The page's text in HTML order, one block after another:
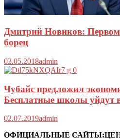
Дмитрий Новиков:
борец
03.05.2018admin
Чубайс предложил
Бесплатные школы уйдут
02.07.2019admin
ОФИЦИАЛЬНЫЕ